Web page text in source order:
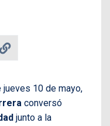
10 de mayo,
conversó
junto a la